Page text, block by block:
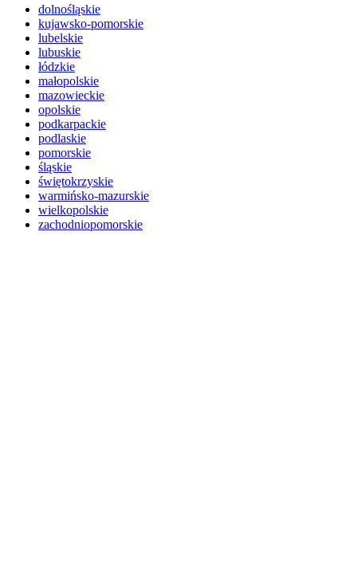
dolnośląskie
kujawsko-pomorskie
lubelskie
lubuskie
łódzkie
małopolskie
mazowieckie
opolskie
podkarpackie
podlaskie
pomorskie
śląskie
świętokrzyskie
warmińsko-mazurskie
wielkopolskie
zachodniopomorskie